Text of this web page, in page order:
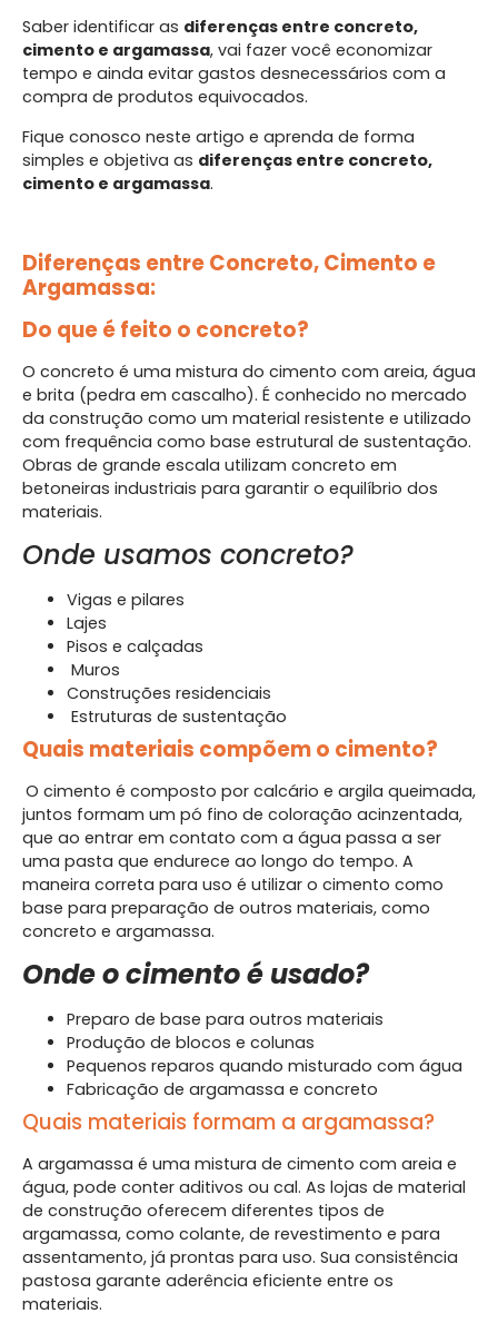
Saber identificar as diferenças entre concreto,
cimento e argamassa, vai fazer você economizar
tempo e ainda evitar gastos desnecessários com a
compra de produtos equivocados.
Fique conosco neste artigo e aprenda de forma
simples e objetiva as diferenças entre concreto,
cimento e argamassa.
Diferenças entre Concreto, Cimento e
Argamassa:
Do que é feito o concreto?
O concreto é uma mistura do cimento com areia, água
e brita (pedra em cascalho). É conhecido no mercado
da construção como um material resistente e utilizado
com frequência como base estrutural de sustentação.
Obras de grande escala utilizam concreto em
betoneiras industriais para garantir o equilíbrio dos
materiais.
Onde usamos concreto?
Vigas e pilares
Lajes
Pisos e calçadas
Muros
Construções residenciais
Estruturas de sustentação
Quais materiais compõem o cimento?
O cimento é composto por calcário e argila queimada,
juntos formam um pó fino de coloração acinzentada,
que ao entrar em contato com a água passa a ser
uma pasta que endurece ao longo do tempo. A
maneira correta para uso é utilizar o cimento como
base para preparação de outros materiais, como
concreto e argamassa.
Onde o cimento é usado?
Preparo de base para outros materiais
Produção de blocos e colunas
Pequenos reparos quando misturado com água
Fabricação de argamassa e concreto
Quais materiais formam a argamassa?
A argamassa é uma mistura de cimento com areia e
água, pode conter aditivos ou cal. As lojas de material
de construção oferecem diferentes tipos de
argamassa, como colante, de revestimento e para
assentamento, já prontas para uso. Sua consistência
pastosa garante aderência eficiente entre os
materiais.